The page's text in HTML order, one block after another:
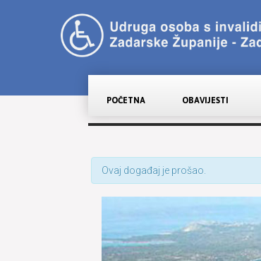
POČETNA OBAVIJESTI
Ovaj događaj je prošao.